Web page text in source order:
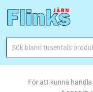
För att kunna